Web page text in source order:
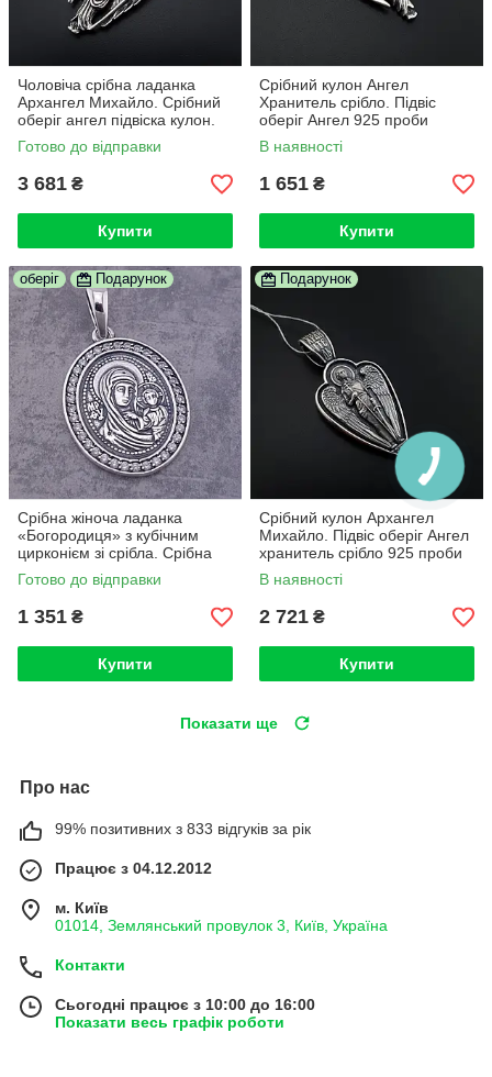
Чоловіча срібна ладанка
Архангел Михайло. Срібний
оберіг ангел підвіска кулон.
срібло 925
Готово до відправки
3 681 ₴
Купити
Срібний кулон Ангел
Хранитель срібло. Підвіс
оберіг Ангел 925 проби
В наявності
1 651 ₴
Купити
оберіг Подарунок
Срібна жіноча ладанка
«Богородиця» з кубічним
цирконієм зі срібла. Срібна
жіноча ікона-кулон 925 проби
Готово до відправки
1 351 ₴
Купити
Подарунок
Срібний кулон Архангел
Михайло. Підвіс оберіг Ангел
хранитель срібло 925 проби
В наявності
2 721 ₴
Купити
Показати ще
Про нас
99% позитивних з 833 відгуків за рік
Працює з 04.12.2012
м. Київ
01014, Землянський провулок 3, Київ, Україна
Контакти
Сьогодні працює з 10:00 до 16:00
Показати весь графік роботи